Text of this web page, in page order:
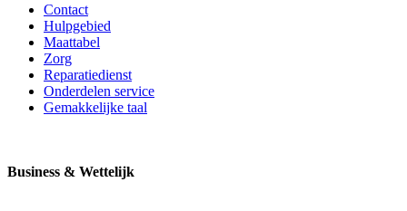
Contact
Hulpgebied
Maattabel
Zorg
Reparatiedienst
Onderdelen service
Gemakkelijke taal
Business & Wettelijk